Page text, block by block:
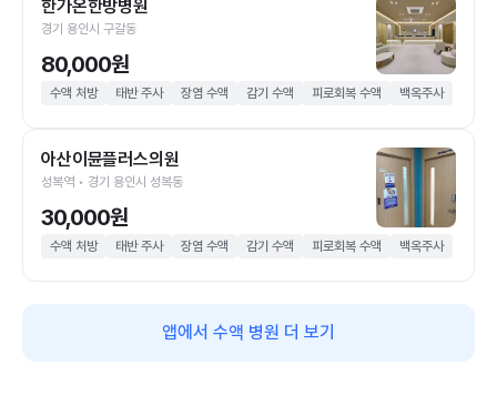
한가온한방병원
경기 용인시 구갈동
80,000원
수액 처방 태반 주사 장염 수액 감기 수액 피로회복 수액 백옥주사
아산이뮨플러스의원
성복역 • 경기 용인시 성복동
30,000원
수액 처방 태반 주사 장염 수액 감기 수액 피로회복 수액 백옥주사
앱에서 수액 병원 더 보기